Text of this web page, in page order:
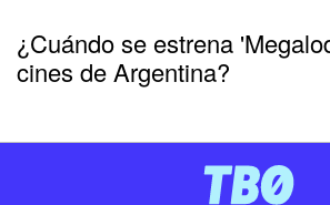
¿Cuándo se estrena
cines de Argentina?